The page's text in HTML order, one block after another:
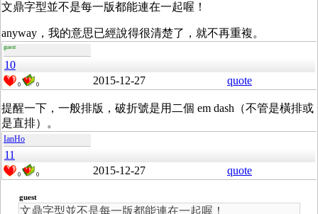
文鼎字型並不是每一版都能連在一起喔！
anyway，我的意思已經說得很清楚了，就不再重複。
guest
10
0 0 2015-12-27 quote
提醒一下，一般排版，破折號是用二個 em dash（不管是橫排或
是直排）。
IanHo
11
0 0 2015-12-27 quote
guest
文鼎字型並不是每一版都能連在一起喔！